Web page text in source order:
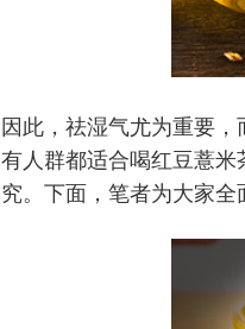
因此，祛湿气尤为重要
有人群都适合喝红豆薏
究。下面，笔者为大家全